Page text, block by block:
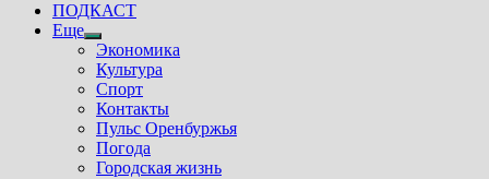
ПОДКАСТ
Еще
Show
sub
menu
Экономика
Культура
Спорт
Контакты
Пульс Оренбуржья
Погода
Городская жизнь